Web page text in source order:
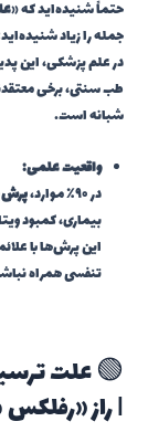
حتماً شنیده‌اید که «
جمله را زیاد
در علم پزشکی، این
طب سنتی، برخی
شبانه است.
واقعیت علمی:
در ۹۰٪ موارد،
پرش
بیماری، کمبود
این پرش‌ها با
تنفسی همراه
🟢 علت
| راز